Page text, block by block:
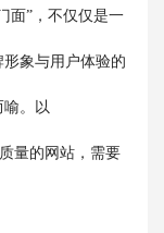
面”，不仅仅是一
象与用户体验的
喻。以
量的网站，需要